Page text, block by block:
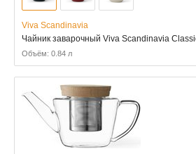
Viva Scandinavia
Чайник заварочный Viva Scandinavia
Объём: 0.84 л